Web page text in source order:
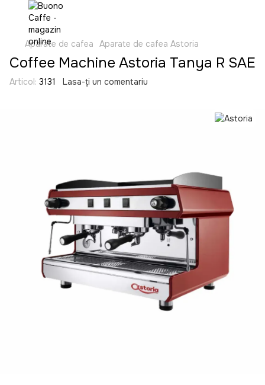
Aparate de cafea Aparate de cafea Astoria
Coffee Machine Astoria Tanya R SAE
Articol: 3131 Lasa-ți un comentariu